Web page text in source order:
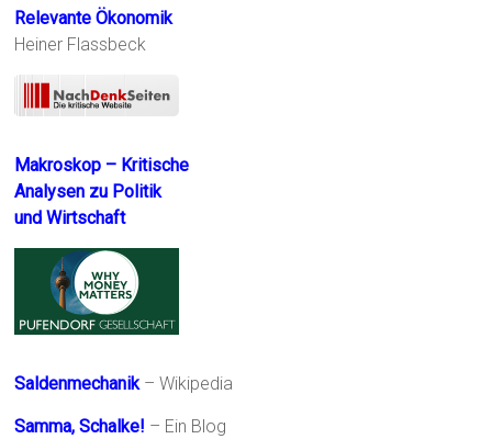
Relevante Ökonomik
Heiner Flassbeck
Makroskop – Kritische
Analysen zu Politik
und Wirtschaft
Saldenmechanik – Wikipedia
Samma, Schalke! – Ein Blog